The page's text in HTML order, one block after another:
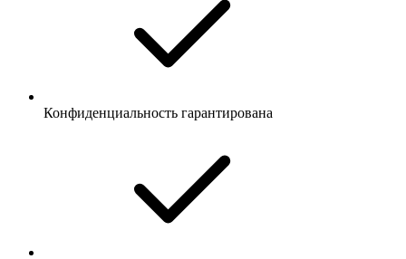
Конфиденциальность гарантирована